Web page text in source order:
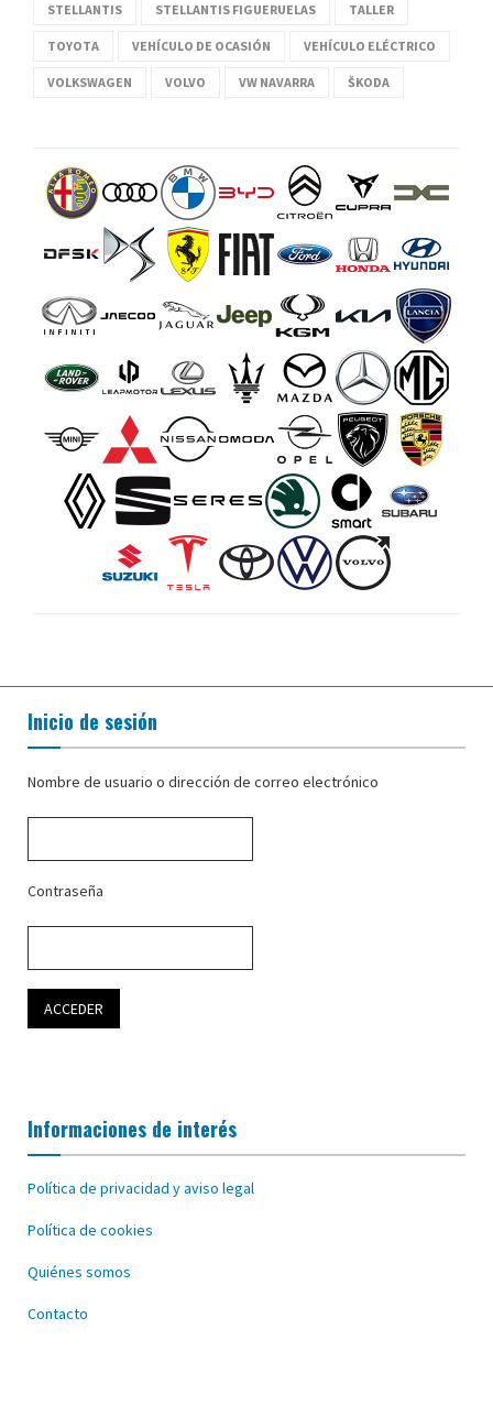
STELLANTIS STELLANTIS FIGUERUELAS TALLER
TOYOTA VEHÍCULO DE OCASIÓN VEHÍCULO ELÉCTRICO
VOLKSWAGEN VOLVO VW NAVARRA ŠKODA
Inicio de sesión
Nombre de usuario o dirección de correo electrónico
Contraseña
Informaciones de interés
Política de privacidad y aviso legal
Política de cookies
Quiénes somos
Contacto